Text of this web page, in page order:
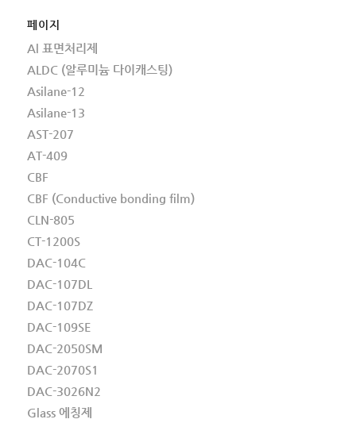
페이지
Al 표면처리제
ALDC (알루미늄 다이캐스팅)
Asilane-12
Asilane-13
AST-207
AT-409
CBF
CBF (Conductive bonding film)
CLN-805
CT-1200S
DAC-104C
DAC-107DL
DAC-107DZ
DAC-109SE
DAC-2050SM
DAC-2070S1
DAC-3026N2
Glass 에칭제